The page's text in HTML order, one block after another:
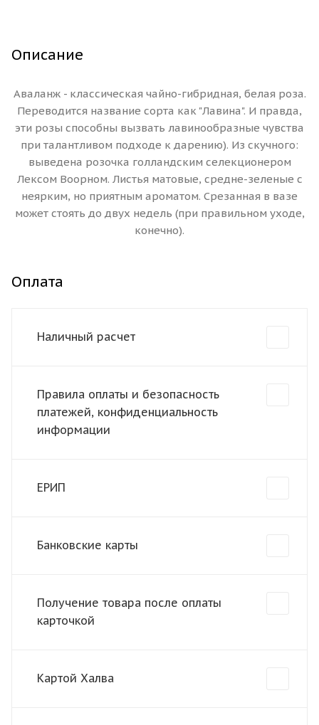
Описание
Аваланж - классическая чайно-гибридная, белая роза.
Переводится название сорта как "Лавина". И правда,
эти розы способны вызвать лавинообразные чувства
при талантливом подходе к дарению). Из скучного:
выведена розочка голландским селекционером
Лексом Воорном. Листья матовые, средне-зеленые с
неярким, но приятным ароматом. Срезанная в вазе
может стоять до двух недель (при правильном уходе,
конечно).
Оплата
Наличный расчет
Правила оплаты и безопасность
платежей, конфиденциальность
информации
ЕРИП
Банковские карты
Получение товара после оплаты
карточкой
Картой Халва